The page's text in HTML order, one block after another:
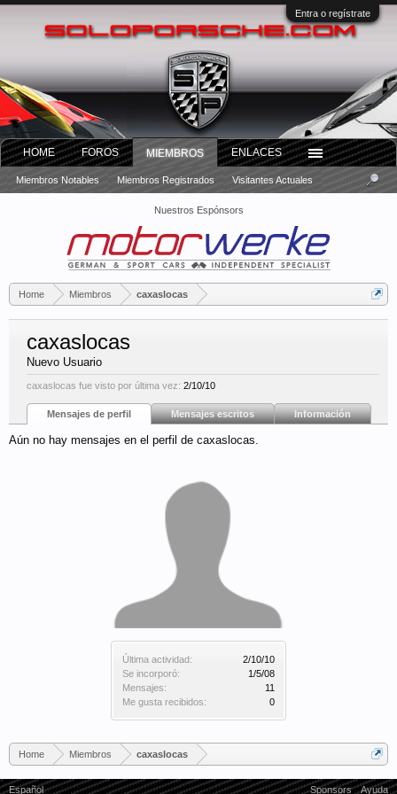
Entra o regístrate
Nuestros Espónsors
Home Miembros caxaslocas
Última actividad:
2/10/10
Se incorporó:
1/5/08
Mensajes:
11
Me gusta recibidos:
0
caxaslocas
Nuevo Usuario
caxaslocas fue visto por última vez: 2/10/10
Mensajes de perfil Mensajes escritos Información
Aún no hay mensajes en el perfil de caxaslocas.
Home Miembros caxaslocas
HOME FOROS MIEMBROS
Miembros Notables Miembros Registrados Visitantes Actuales
ENLACES
Español Sponsors Ayuda